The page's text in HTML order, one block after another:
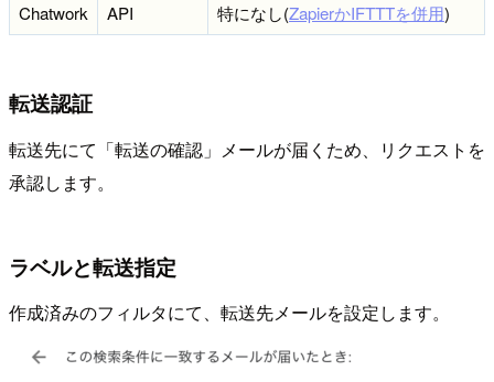
Chatwork API 特になし(ZapierかIFTTTを併用)
転送認証
転送先にて「転送の確認」メールが届くため、リクエストを
承認します。
ラベルと転送指定
作成済みのフィルタにて、転送先メールを設定します。